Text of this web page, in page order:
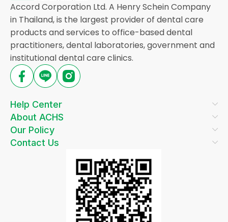
Accord Corporation Ltd. A Henry Schein Company
in Thailand, is the largest provider of dental care
products and services to office-based dental
practitioners, dental laboratories, government and
institutional dental care clinics.
Help Center
About ACHS
Our Policy
Contact Us